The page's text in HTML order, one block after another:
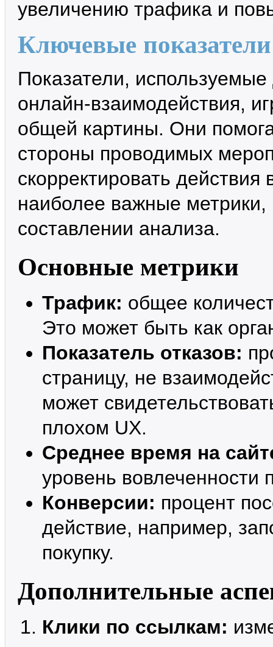
увеличению трафика и
Ключевые
Показатели,
онлайн-взаимодействия,
общей картины. Они
стороны проводимых
скорректировать
наиболее важные метрики,
составлении анализа.
Основные метрики
Трафик: общее
Это может быть как
Показатель отказов:
страницу, не
может
плохом UX.
Среднее время на
уровень вовлеченности
Конверсии: процент
действие, например,
покупку.
Дополнительные
Клики по ссылкам: